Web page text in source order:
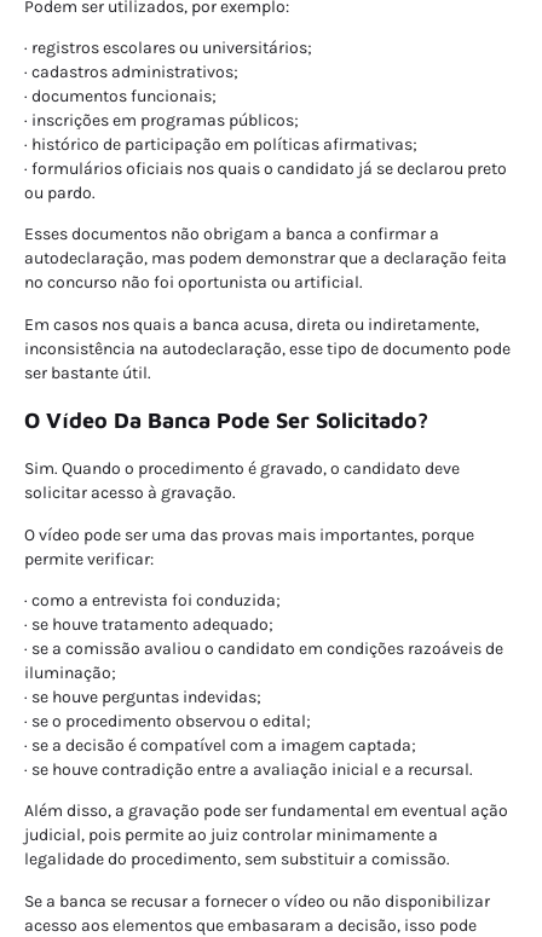
Podem ser utilizados, por exemplo:
· registros escolares ou universitários;
· cadastros administrativos;
· documentos funcionais;
· inscrições em programas públicos;
· histórico de participação em políticas afirmativas;
· formulários oficiais nos quais o candidato já se declarou preto
ou pardo.
Esses documentos não obrigam a banca a confirmar a
autodeclaração, mas podem demonstrar que a declaração feita
no concurso não foi oportunista ou artificial.
Em casos nos quais a banca acusa, direta ou indiretamente,
inconsistência na autodeclaração, esse tipo de documento pode
ser bastante útil.
O Vídeo Da Banca Pode Ser Solicitado?
Sim. Quando o procedimento é gravado, o candidato deve
solicitar acesso à gravação.
O vídeo pode ser uma das provas mais importantes, porque
permite verificar:
· como a entrevista foi conduzida;
· se houve tratamento adequado;
· se a comissão avaliou o candidato em condições razoáveis de
iluminação;
· se houve perguntas indevidas;
· se o procedimento observou o edital;
· se a decisão é compatível com a imagem captada;
· se houve contradição entre a avaliação inicial e a recursal.
Além disso, a gravação pode ser fundamental em eventual ação
judicial, pois permite ao juiz controlar minimamente a
legalidade do procedimento, sem substituir a comissão.
Se a banca se recusar a fornecer o vídeo ou não disponibilizar
acesso aos elementos que embasaram a decisão, isso pode